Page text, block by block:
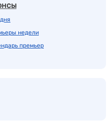
недели
премьер